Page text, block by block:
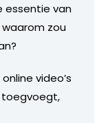
essentie van
zou
video’s